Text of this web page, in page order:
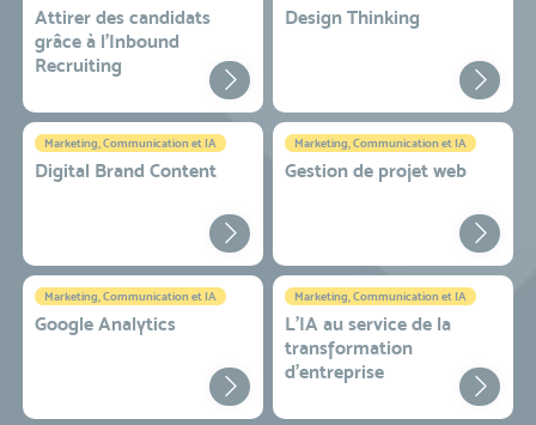
Attirer des candidats
grâce à l’Inbound
Recruiting
Design Thinking
Marketing, Communication et IA
Digital Brand Content
Marketing, Communication et IA
Gestion de projet web
Marketing, Communication et IA
Google Analytics
Marketing, Communication et IA
L'IA au service de la
transformation
d'entreprise